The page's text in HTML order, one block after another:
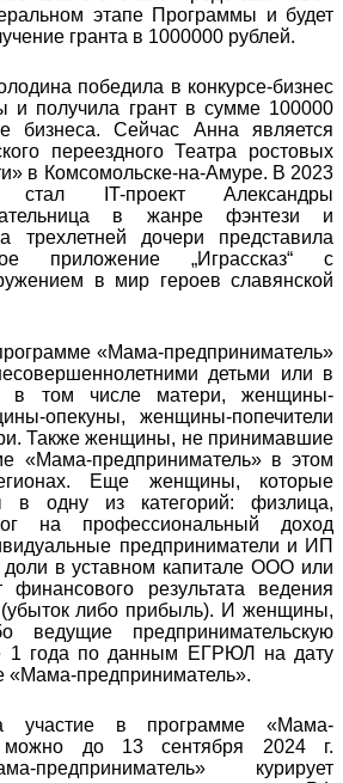
этапе Программы и будет
гранта в 1000000 рублей.
победила в конкурсе-бизнес
и получила грант в сумме 100000
бизнеса. Сейчас Анна является
переездного Театра ростовых
в Комсомольске-на-Амуре. В 2023
IT-проект Александры
в жанре фэнтези и
трехлетней дочери представила
приложение „Играссказ“ с
в мир героев славянской
«Мама-предприниматель»
детьми или в
в том числе матери, женщины-
опекуны, женщины-попечители
Также женщины, не принимавшие
«Мама-предприниматель» в этом
Еще женщины, которые
в одну из категорий: физлица,
на профессиональный доход
предприниматели и ИП
в уставном капитале ООО или
результата ведения
(убыток либо прибыль). И женщины,
предпринимательскую
1 года по данным ЕГРЮЛ на дату
«Мама-предприниматель».
участие в программе «Мама-
можно до 13 сентября 2024 г.
предприниматель» курирует